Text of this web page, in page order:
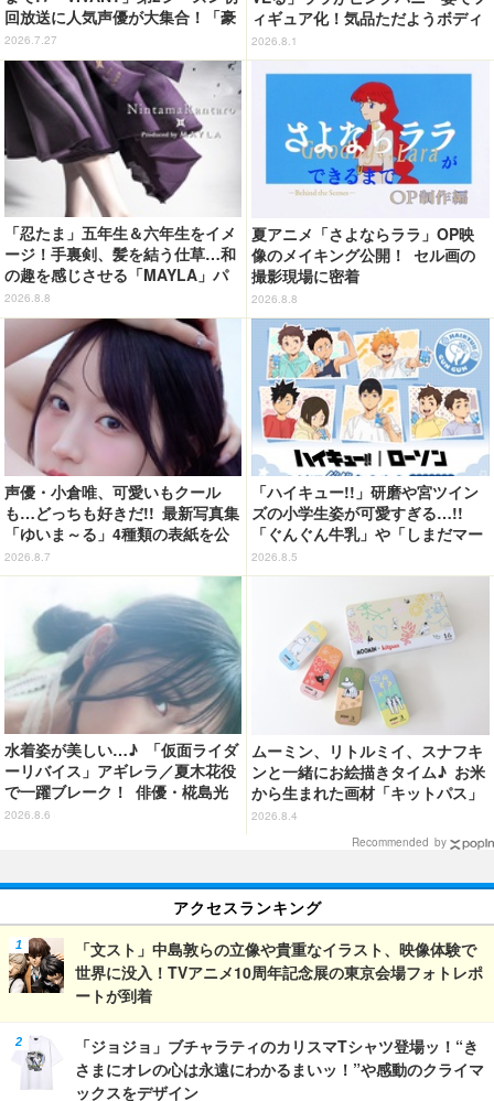
回放送に人気声優が大集合！「豪
華すぎる」花江夏樹＆鬼頭明里＆
関智一＆高山みなみら出演
2026.7.27
ィギュア化！気品ただようボディ
に注目
2026.8.1
「忍たま」五年生＆六年生をイメ
ージ！手裏剣、髪を結う仕草…和
の趣を感じさせる「MAYLA」パ
ンプス
2026.8.8
夏アニメ「さよならララ」OP映
像のメイキング公開！ セル画の
撮影現場に密着
2026.8.8
声優・小倉唯、可愛いもクール
も…どっちも好きだ!! 最新写真集
「ゆいま～る」4種類の表紙を公
開！「成長した私の姿を楽しんで
いただけたら」
2026.8.7
「ハイキュー!!」研磨や宮ツイン
ズの小学生姿が可愛すぎる…!!
「ぐんぐん牛乳」や「しまだマー
ト」デザインのグッズも!? ロー
ソン限定グッズが登場！
2026.8.5
水着姿が美しい…♪ 「仮面ライダ
ーリバイス」アギレラ／夏木花役
で一躍ブレーク！ 俳優・椛島光
の2nd写真集が予約開始
2026.8.6
ムーミン、リトルミイ、スナフキ
ンと一緒にお絵描きタイム♪ お米
から生まれた画材「キットパス」
コラボ登場【8月9日（ムーミンの
2026.8.4
Recommended by
アクセスランキング
「文スト」中島敦らの立像や貴重なイラスト、映像体験で
世界に没入！TVアニメ10周年記念展の東京会場フォトレポ
ートが到着
「ジョジョ」ブチャラティのカリスマTシャツ登場ッ！“き
さまにオレの心は永遠にわかるまいッ！”や感動のクライマ
ックスをデザイン